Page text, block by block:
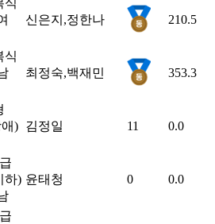
신은지,정한나 210.5
식
최정숙,백재민 353.3
) 김정일 11 0.0
하) 윤태청 0 0.0